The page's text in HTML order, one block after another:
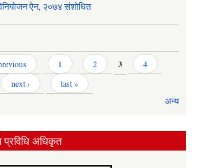
ऐन, २०७४ संशोधित
1 2 3
4
next ›
last »
अन्य
अधिकृत